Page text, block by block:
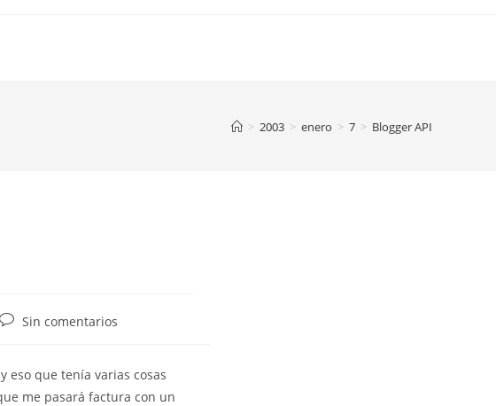
> 2003 > enero > 7 > Blogger API
Comentarios
entrada:
Sin comentarios
eso que tenía varias cosas
me pasará factura con un